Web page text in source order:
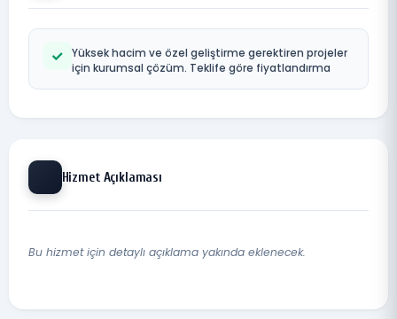
Yüksek hacim ve özel geliştirme gerektiren projeler
için kurumsal çözüm. Teklife göre fiyatlandırma
Hizmet Açıklaması
Bu hizmet için detaylı açıklama yakında eklenecek.